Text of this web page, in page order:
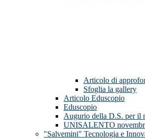
Articolo di
Sfoglia la gallery
Articolo Eduscopio
Eduscopio
Augurio della D.S. per il
UNISALENTO
"Salvemini" Tecnologia e